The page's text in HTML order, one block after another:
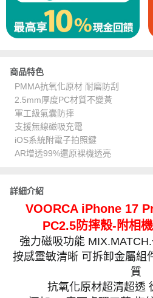
商品特色
PMMA抗氧化原材 耐磨防刮
2.5mm厚度PC材質不變黃
軍工級氣囊防摔
支援無線磁吸充電
iOS系統附電子拍照鍵
AR增透99%還原裸機透亮
詳細介紹
VOORCA iPhone 17
PC2.5防摔殼-附相
強力磁吸功能
按感靈敏清晰 可拆卸金屬組
質
抗氧化原材超清超透